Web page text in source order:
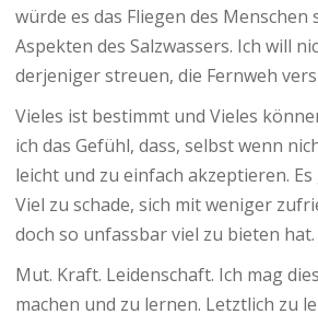
würde es das Fliegen des
Aspekten des Salzwassers. Ich will
derjeniger streuen, die Fernweh
Vieles ist bestimmt und Vieles
ich das Gefühl, dass, selbst wenn
leicht und zu einfach akzeptieren.
Viel zu schade, sich mit weniger
doch so unfassbar viel zu bieten hat.
Mut. Kraft. Leidenschaft. Ich mag
machen und zu lernen. Letztlich zu